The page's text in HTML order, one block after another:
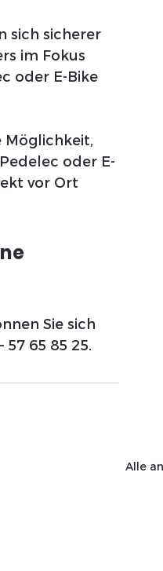
sich sicherer
im Fokus
oder E-Bike
Möglichkeit,
oder E-
vor Ort
Sie sich
65 85 25.
Alle